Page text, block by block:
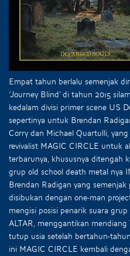
Empat tahun berlalu semenjak
‘Journey Blind’ di tahun 2015
kedalam divisi primer scene US
sepertinya untuk Brendan
Corry dan Michael Quartulli,
revivalist MAGIC CIRCLE untuk
terbarunya, khususnya ditengah
grup old school death metal nya
Brendan Radigan yang semenjak
disibukan dengan one-man
mengisi posisi penarik suara
ALTAR, menggantikan mendiang
tutup usia setelah bertahun-
ini MAGIC CIRCLE kembali